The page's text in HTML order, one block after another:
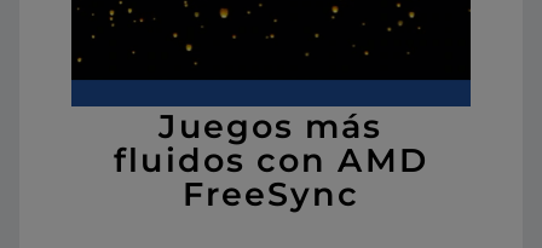
Juegos más
fluidos con AMD
FreeSync